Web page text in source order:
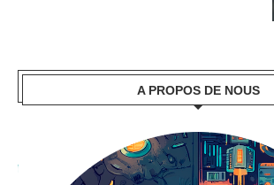
A PROPOS DE NOUS